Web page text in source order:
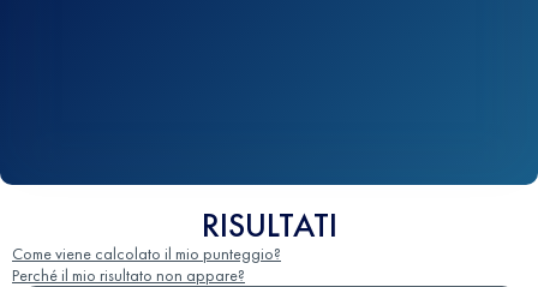
RISULTATI
Come viene calcolato il mio punteggio?
Perché il mio risultato non appare?